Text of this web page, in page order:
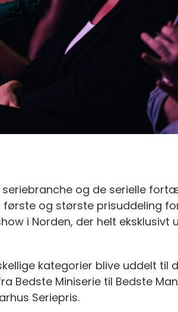
og de serielle
første og største prisuddeling
i Norden, der helt eksklusivt
kategorier blive uddelt til
Bedste Miniserie til Bedste
Seriepris.